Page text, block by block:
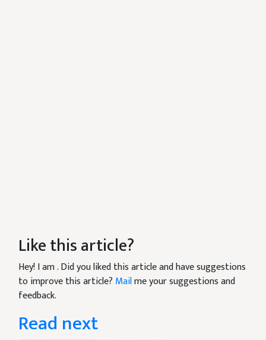
Like this article?
Hey! I am. Did you liked this article and have suggestions
to improve this article? Mailme your suggestions and
feedback.
Read next